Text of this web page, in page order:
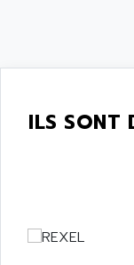
ILS SONT